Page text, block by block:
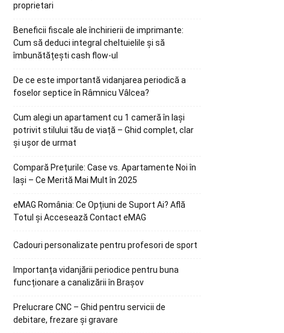
proprietari
Beneficii fiscale ale închirierii de imprimante:
Cum să deduci integral cheltuielile și să
îmbunătățești cash flow-ul
De ce este importantă vidanjarea periodică a
foselor septice în Râmnicu Vâlcea?
Cum alegi un apartament cu 1 cameră în Iași
potrivit stilului tău de viață – Ghid complet, clar
și ușor de urmat
Compară Prețurile: Case vs. Apartamente Noi în
Iași – Ce Merită Mai Mult în 2025
eMAG România: Ce Opțiuni de Suport Ai? Află
Totul și Accesează Contact eMAG
Cadouri personalizate pentru profesori de sport
Importanța vidanjării periodice pentru buna
funcționare a canalizării în Brașov
Prelucrare CNC – Ghid pentru servicii de
debitare, frezare și gravare